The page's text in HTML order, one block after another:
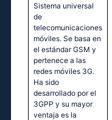
Sistema universal
de
telecomunicaciones
móviles. Se basa en
el estándar GSM y
pertenece a las
redes móviles 3G.
Ha sido
desarrollado por el
3GPP y su mayor
ventaja es la